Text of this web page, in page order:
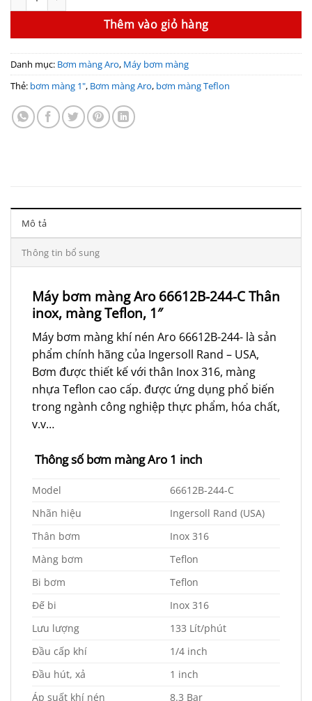
Thêm vào giỏ hàng
Danh mục: Bơm màng Aro, Máy bơm màng
Thẻ: bơm màng 1", Bơm màng Aro, bơm màng Teflon
Mô tả
Thông tin bổ sung
Máy bơm màng Aro 66612B-244-C Thân
inox, màng Teflon, 1″
Máy bơm màng khí nén Aro 66612B-244- là sản
phẩm chính hãng của Ingersoll Rand – USA,
Bơm được thiết kế với thân Inox 316, màng
nhựa Teflon cao cấp. được ứng dụng phổ biến
trong ngành công nghiệp thực phẩm, hóa chất,
v.v…
Thông số bơm màng Aro 1 inch
Model
66612B-244-C
Nhãn hiệu
Ingersoll Rand (USA)
Thân bơm
Inox 316
Màng bơm
Teflon
Bi bơm
Teflon
Đế bi
Inox 316
Lưu lượng
133 Lít/phút
Đầu cấp khí
1/4 inch
Đầu hút, xả
1 inch
Áp suất khí nén
8.3 Bar